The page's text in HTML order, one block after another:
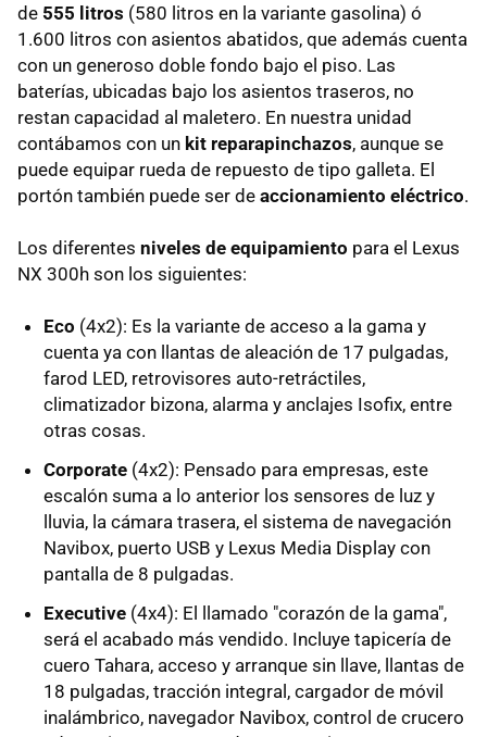
de 555 litros (580 litros en la variante gasolina) ó
1.600 litros con asientos abatidos, que además cuenta
con un generoso doble fondo bajo el piso. Las
baterías, ubicadas bajo los asientos traseros, no
restan capacidad al maletero. En nuestra unidad
contábamos con un kit reparapinchazos, aunque se
puede equipar rueda de repuesto de tipo galleta. El
portón también puede ser de accionamiento eléctrico.
Los diferentes niveles de equipamiento para el Lexus
NX 300h son los siguientes:
Eco (4x2): Es la variante de acceso a la gama y
cuenta ya con llantas de aleación de 17 pulgadas,
farod LED, retrovisores auto-retráctiles,
climatizador bizona, alarma y anclajes Isofix, entre
otras cosas.
Corporate (4x2): Pensado para empresas, este
escalón suma a lo anterior los sensores de luz y
lluvia, la cámara trasera, el sistema de navegación
Navibox, puerto USB y Lexus Media Display con
pantalla de 8 pulgadas.
Executive (4x4): El llamado "corazón de la gama",
será el acabado más vendido. Incluye tapicería de
cuero Tahara, acceso y arranque sin llave, llantas de
18 pulgadas, tracción integral, cargador de móvil
inalámbrico, navegador Navibox, control de crucero